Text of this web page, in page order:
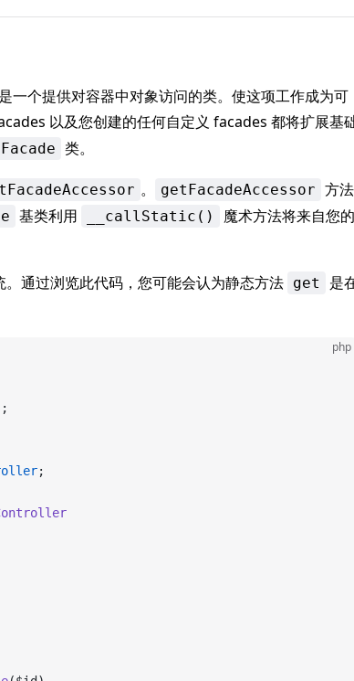
一个提供对容器中对象访问的类。使这项工作成为可
以及您创建的任何自定义 facades 都将扩展基
类。
。 getFacadeAccessor 方法
基类利用 __callStatic()
魔术方法将来自您的
通过浏览此代码，您可能会认为静态方法 get 是
php
;
;